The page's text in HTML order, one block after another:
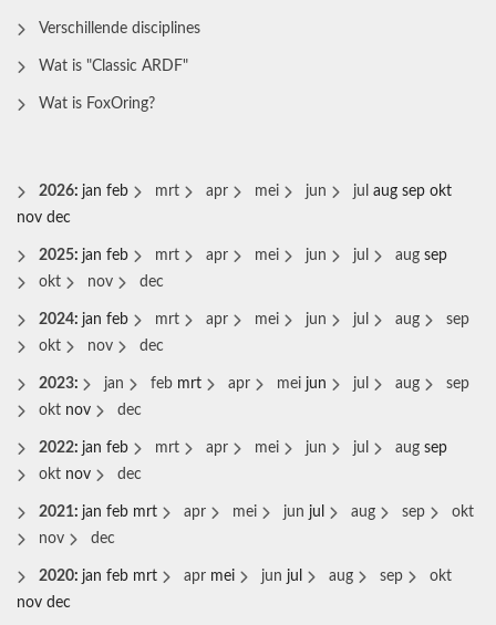
Verschillende disciplines
Wat is "Classic ARDF"
Wat is FoxOring?
2026: jan feb mrt apr mei jun jul aug sep okt
nov dec
2025: jan feb mrt apr mei jun jul aug sep
okt
nov dec
2024: jan feb mrt apr mei jun jul aug
sep
okt
nov dec
2023: jan feb mrt apr mei jun jul aug
sep
okt nov dec
2022: jan feb mrt apr mei jun jul aug sep
okt nov dec
2021: jan feb mrt apr mei jun jul aug sep
okt
nov
dec
2020: jan feb mrt apr mei jun jul aug sep
okt
nov dec